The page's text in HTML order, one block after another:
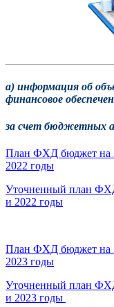
а) информация об
финансовое
за счет бюджетных
План ФХД бюджет на
2022 годы
Уточненный план
и 2022 годы
План ФХД бюджет на
2023 годы
Уточненный план
и 2023 годы